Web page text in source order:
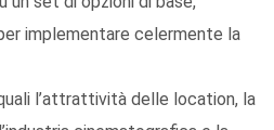
implementare celermente la
l’attrattività delle location, la